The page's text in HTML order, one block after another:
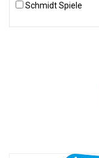
Schmidt Spiele